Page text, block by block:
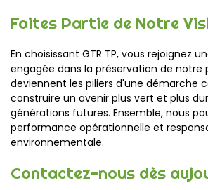
Faites Partie de Notre
En choisissant GTR TP, vous rejoignez
engagée dans la préservation de notre
deviennent les piliers d'une démarche
construire un avenir plus vert et plus
générations futures. Ensemble, nous
performance opérationnelle et
environnementale.
Contactez-nous dès